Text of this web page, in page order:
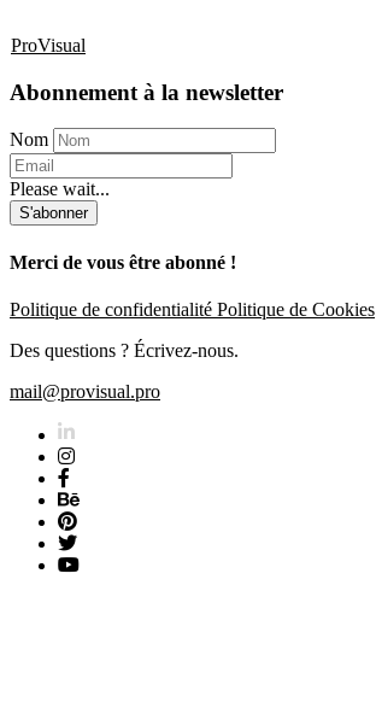
ProVisual
Abonnement à la newsletter
Nom
Please wait...
S'abonner
Merci de vous être abonné !
Politique de confidentialité Politique de Cookies
Des questions ? Écrivez-nous.
mail@provisual.pro